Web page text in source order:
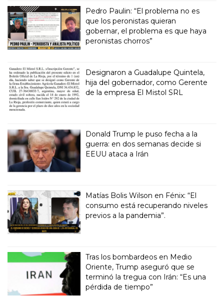
Pedro Paulin: “El problema no es
que los peronistas quieran
gobernar, el problema es que haya
peronistas chorros”
Designaron a Guadalupe Quintela,
hija del gobernador, como Gerente
de la empresa El Mistol SRL
Donald Trump le puso fecha a la
guerra: en dos semanas decide si
EEUU ataca a Irán
Matías Bolis Wilson en Fénix: “El
consumo está recuperando niveles
previos a la pandemia”.
Tras los bombardeos en Medio
Oriente, Trump aseguró que se
terminó la tregua con Irán: “Es una
pérdida de tiempo”